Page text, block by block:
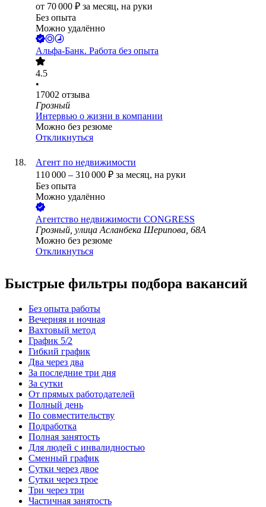
от 70 000 ₽ за месяц, на руки
Без опыта
Можно удалённо
Альфа-Банк. Работа без опыта
4.5
•
17002 отзыва
Грозный
Интервью о жизни в компании
Можно без резюме
Откликнуться
Агент по недвижимости
110 000 – 310 000 ₽ за месяц, на руки
Без опыта
Можно удалённо
Агентство недвижимости CONGRESS
Грозный, улица Асланбека Шерипова, 68А
Можно без резюме
Откликнуться
Быстрые фильтры подбора вакансий
Без опыта работы
Вечерняя и ночная
Вахтовый метод
График 5/2
Гибкий график
Два через два
За последние три дня
За сутки
От прямых работодателей
Полный день
По совместительству
Подработка
Полная занятость
Для людей с инвалидностью
Сменный график
Сутки через двое
Сутки через трое
Три через три
Частичная занятость